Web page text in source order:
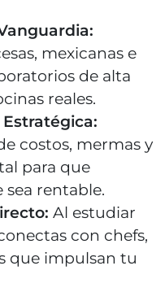
mexicanas e
de alta
reales.
costos, mermas y
para que
rentable.
Al estudiar
con chefs,
que impulsan tu